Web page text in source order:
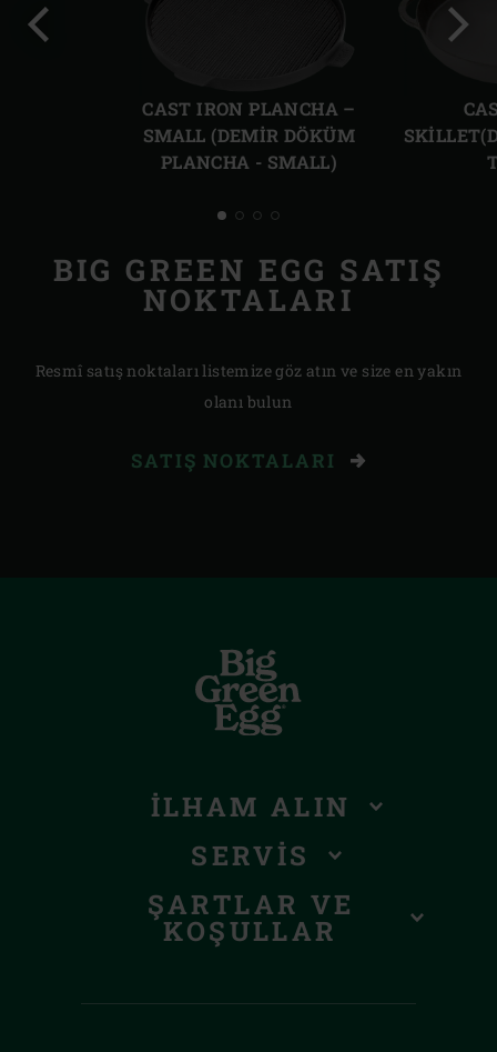
CAST IRON PLANCHA –
SMALL (DEMIR DÖKÜM
PLANCHA - SMALL)
slayt
BIG GREEN EGG SATIŞ
NOKTALARI
Resmî satış noktaları listemize göz atın ve size en yakın
olanı bulun
SATIŞ NOKTALARI
İLHAM ALIN
SERVIS
ŞARTLAR VE
KOŞULLAR